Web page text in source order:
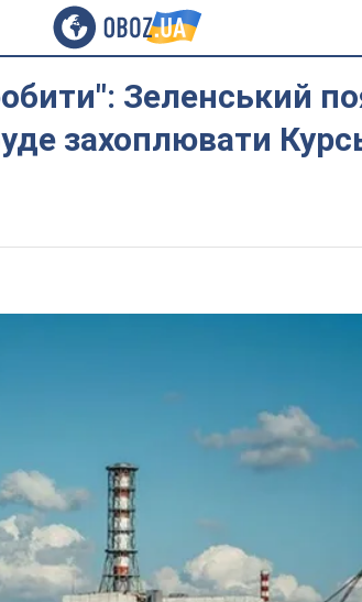
Зеленський
захоплювати